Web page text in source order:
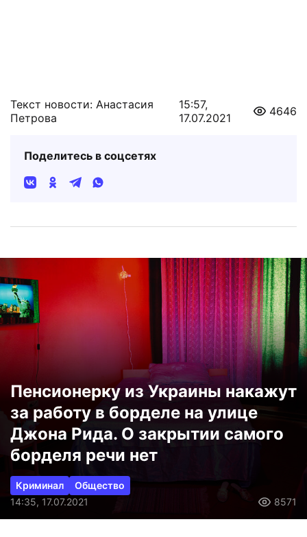
Текст новости: Анастасия
Петрова
15:57,
17.07.2021
4646
Поделитесь в соцсетях
Пенсионерку из Украины накажут
за работу в борделе на улице
Джона Рида. О закрытии самого
борделя речи нет
Криминал
Общество
14:35, 17.07.2021
8571